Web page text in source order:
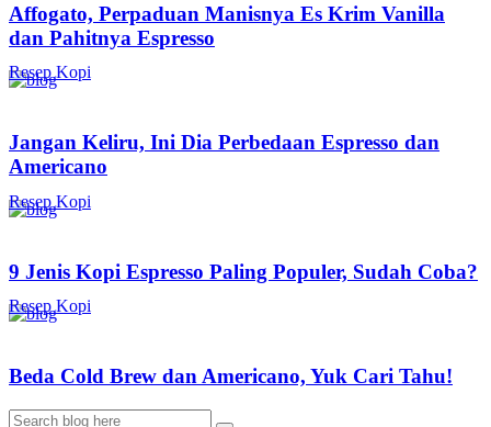
Affogato, Perpaduan Manisnya Es Krim Vanilla
dan Pahitnya Espresso
Resep Kopi
Jangan Keliru, Ini Dia Perbedaan Espresso dan
Americano
Resep Kopi
9 Jenis Kopi Espresso Paling Populer, Sudah Coba?
Resep Kopi
Beda Cold Brew dan Americano, Yuk Cari Tahu!